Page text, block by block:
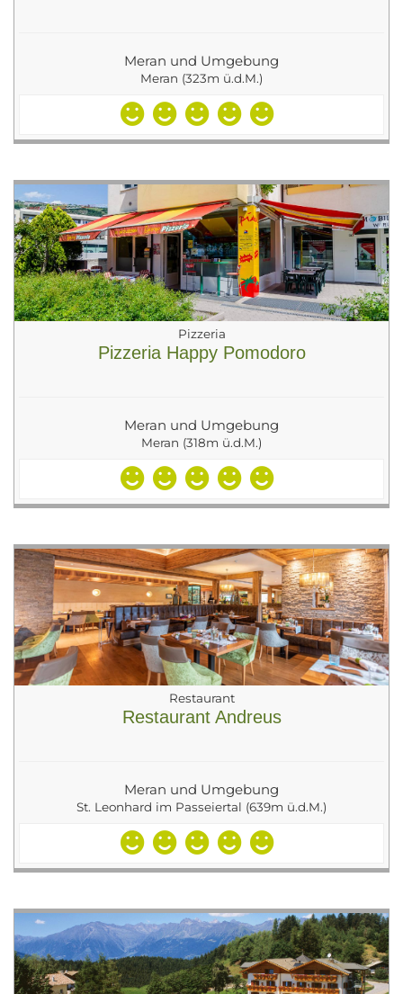
Meran und Umgebung
Meran (323m ü.d.M.)
Pizzeria
Pizzeria Happy Pomodoro
Meran und Umgebung
Meran (318m ü.d.M.)
Restaurant
Restaurant Andreus
Meran und Umgebung
St. Leonhard im Passeiertal (639m ü.d.M.)